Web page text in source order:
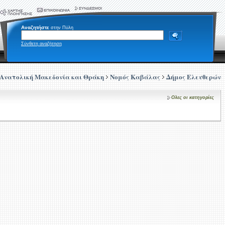
Αναζητήστε στην Πύλη
Σύνθετη αναζήτηση
Ανατολική Μακεδονία και Θράκη Νομός Καβάλας Δήμος Ελευθερών
Ολες οι κατηγορίες